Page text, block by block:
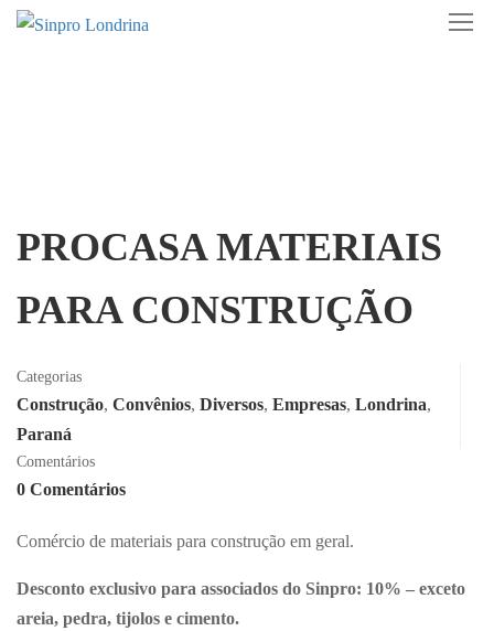
PROCASA MATERIAIS
PARA CONSTRUÇÃO
Categorias
Construção, Convênios, Diversos, Empresas, Londrina,
Paraná
Comentários
0 Comentários
Comércio de materiais para construção em geral.
Desconto exclusivo para associados do Sinpro: 10% – exceto
areia, pedra, tijolos e cimento.